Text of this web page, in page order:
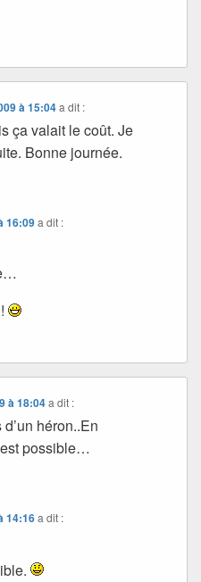
à 15:04 a dit :
ça valait le coût. Je
Bonne journée.
16:09a dit :
à 18:04 a dit :
héron..En
possible…
14:16a dit :